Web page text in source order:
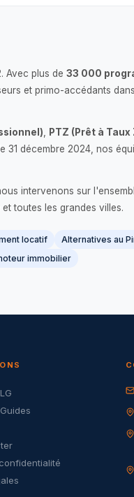
Avec plus de 33 000
et primo-accédants
PTZ (Prêt à Taux
31 décembre 2024, nos
intervenons sur
toutes les grandes villes.
locatif
Alternatives au
immobilier